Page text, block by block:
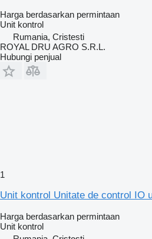
Harga berdasarkan permintaan
Unit kontrol
Rumania, Cristesti
ROYAL DRU AGRO S.R.L.
Hubungi penjual
1
Unit kontrol Unitate de control IO
Harga berdasarkan permintaan
Unit kontrol